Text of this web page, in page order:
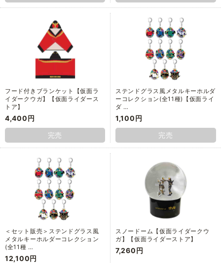
フード付きブランケット【仮面ラ
イダークウガ】【仮面ライダース
トア】
4,400円
完売
ステンドグラス風メタルキーホルダ
ーコレクション(全11種)【仮面ライ
ダ …
1,100円
完売
＜セット販売＞ステンドグラス風
メタルキーホルダーコレクション
(全11種 …
12,100円
スノードーム【仮面ライダークウ
ガ】【仮面ライダーストア】
7,260円